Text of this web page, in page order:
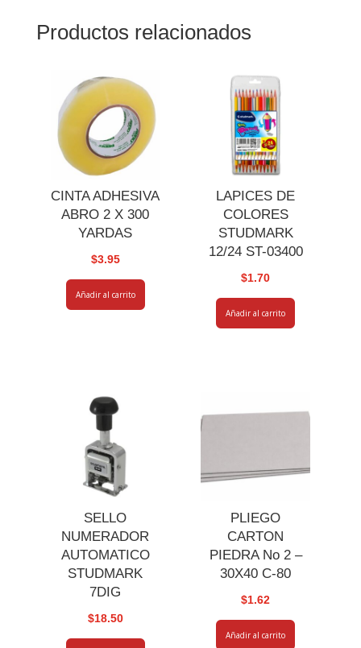
cantidad
Productos relacionados
CINTA ADHESIVA
ABRO 2 X 300
YARDAS
$3.95
Añadir al carrito
LAPICES DE
COLORES
STUDMARK
12/24 ST-03400
$1.70
Añadir al carrito
SELLO
NUMERADOR
AUTOMATICO
STUDMARK
7DIG
$18.50
PLIEGO
CARTON
PIEDRA No 2 –
30X40 C-80
$1.62
Añadir al carrito